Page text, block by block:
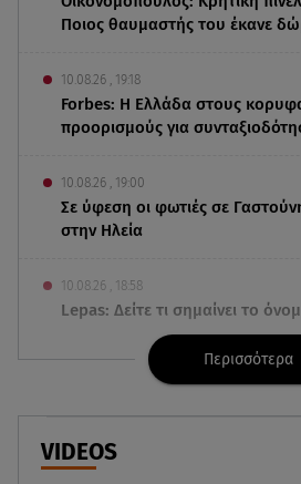
Ποιος θαυμαστής του έκανε
10.08.26 , 19:18
Forbes: Η Ελλάδα στους
προορισμούς για
10.08.26 , 19:00
Σε ύφεση οι φωτιές σε
στην Ηλεία
10.08.26 , 18:58
Lepas: Δείτε τι σημαίνει το
Φαρμακείο πρώτων βοηθειών
πρέπει να περιέχει
10.08.26 , 18:45
Περισσότερα
VIDEOS